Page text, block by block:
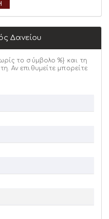
Δανείου
το σύμβολο %} και τη
Αν επιθυμείτε μπορείτε